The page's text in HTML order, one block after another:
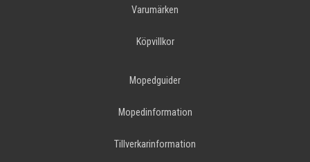
Varumärken
Köpvillkor
Mopedguider
Mopedinformation
Tillverkarinformation